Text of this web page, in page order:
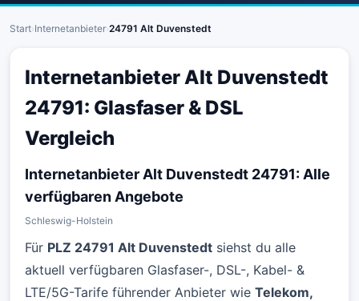
Start›Internetanbieter›24791 Alt Duvenstedt
Internetanbieter Alt Duvenstedt
24791: Glasfaser & DSL
Vergleich
Internetanbieter Alt Duvenstedt 24791: Alle
verfügbaren Angebote
Schleswig-Holstein
Für PLZ 24791 Alt Duvenstedt siehst du alle
aktuell verfügbaren Glasfaser-, DSL-, Kabel- &
LTE/5G-Tarife führender Anbieter wie Telekom,